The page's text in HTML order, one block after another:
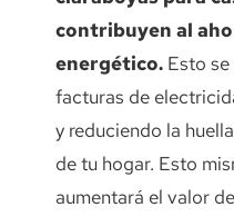
contribuyen al
energético. Esto
facturas de
y reduciendo la
de tu hogar. Esto
aumentará el valor